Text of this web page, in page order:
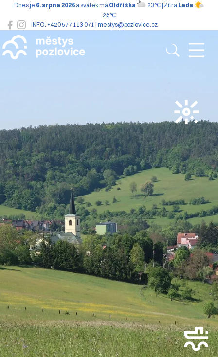
INFO: +420 577 113 071 | mestys@pozlovice.cz
Dnes je 6. srpna 2026 a svátek má Oldřiška 23°C | Zítra Lada
26°C
Pozlovice